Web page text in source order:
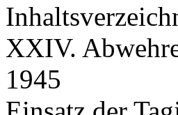
XXIV.
1945